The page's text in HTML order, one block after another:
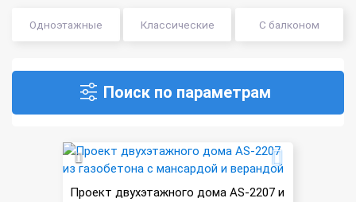
Одноэтажные Классические С балконом
Поиск по параметрам
Проект двухэтажного дома AS-2207 и